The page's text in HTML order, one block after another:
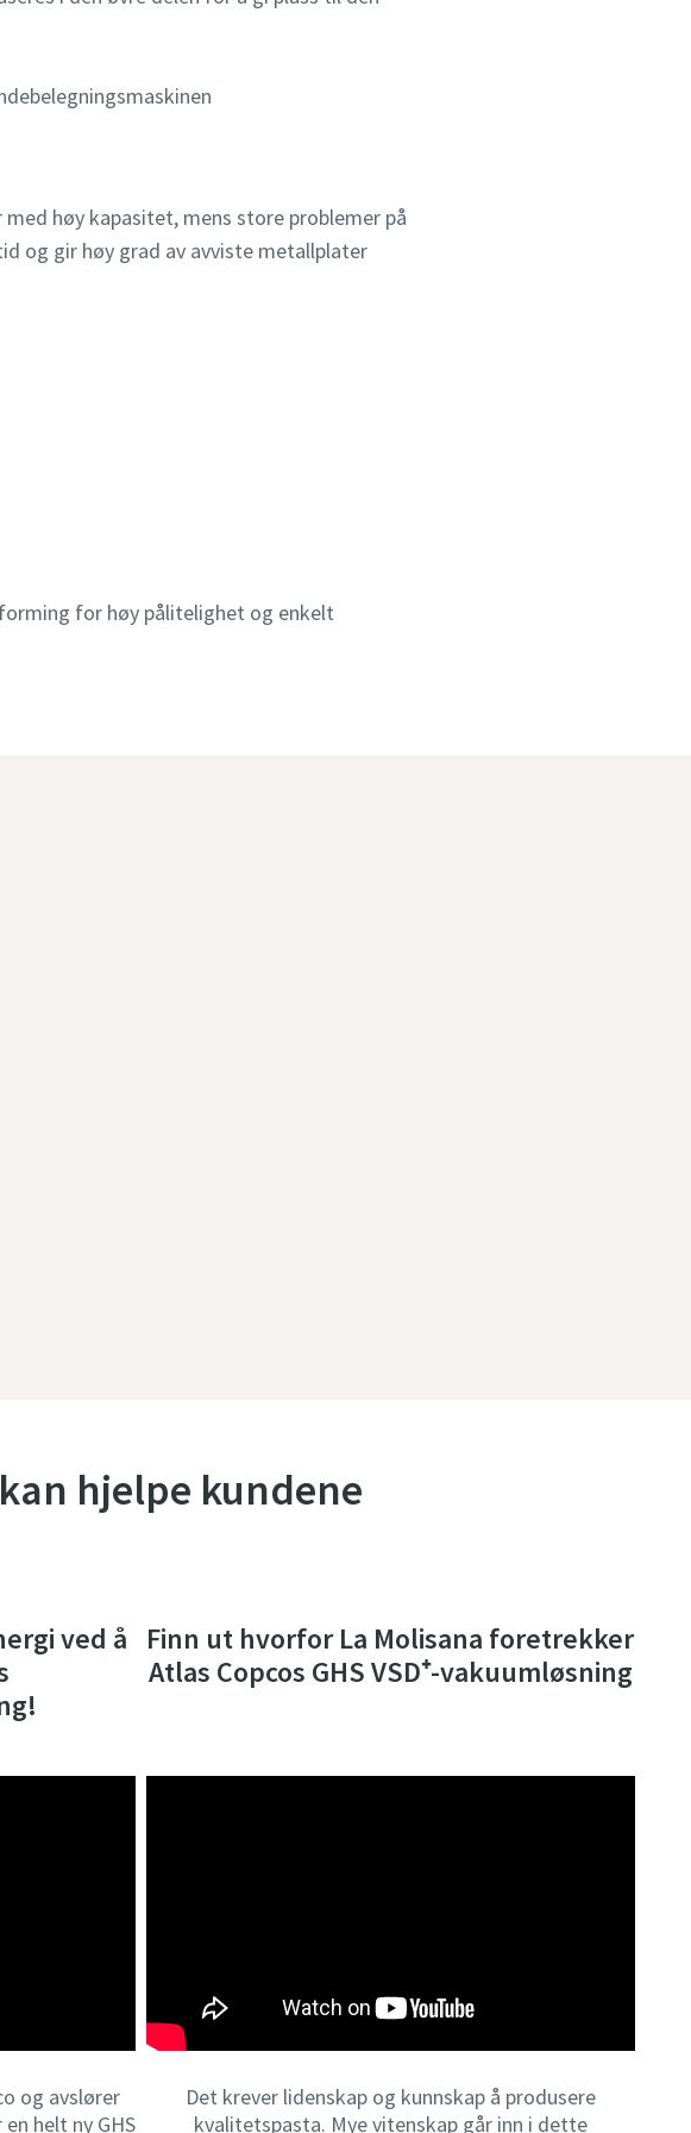
høy kapasitet, mens store problemer på
og gir høy grad av avviste metallplater
for høy pålitelighet og enkelt
hjelpe kundene
ved å
Finn ut hvorfor La Molisana foretrekker
Atlas Copcos GHS VSD⁺-vakuumløsning
og avslører
helt ny GHS
Det krever lidenskap og kunnskap å produsere
kvalitetspasta. Mye vitenskap går inn i dette